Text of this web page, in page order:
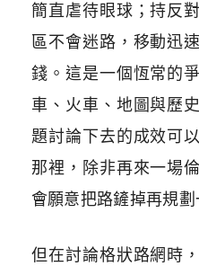
簡直虐待眼球；持反
區不會迷路，移動迅
錢。這是一個恆常的
車、火車、地圖與歷
題討論下去的成效可
那裡，除非再來一場
會願意把路鏟掉再規劃
但在討論格狀路網時